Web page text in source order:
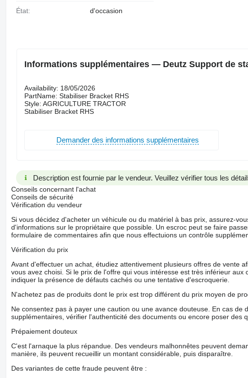
État: d'occasion
Informations supplémentaires — Deutz Support de
Availability: 18/05/2026
PartName: Stabiliser Bracket RHS
Style: AGRICULTURE TRACTOR
Stabiliser Bracket RHS
Demander des informations supplémentaires
Description est fournie par le vendeur. Veuillez vérifier tous les
Conseils concernant l'achat
Conseils de sécurité
Vérification du vendeur
Si vous décidez d'acheter un véhicule ou du matériel à bas prix, assurez-
d'informations sur le propriétaire que possible. Un escroc peut se faire
formulaire de commentaires afin que nous effectuions un contrôle
Vérification du prix
Avant d'effectuer un achat, étudiez attentivement plusieurs offres de vente
vous avez choisi. Si le prix de l'offre qui vous intéresse est très inférieur
indiquer la présence de défauts cachés ou une tentative d'escroquerie.
N'achetez pas de produits dont le prix est trop différent du prix moyen de
Ne consentez pas à payer une caution ou une avance douteuse. En cas
supplémentaires, vérifier l'authenticité des documents ou encore poser des
Prépaiement douteux
C'est l'arnaque la plus répandue. Des vendeurs malhonnêtes peuvent
manière, ils peuvent recueillir un montant considérable, puis disparaître.
Des variantes de cette fraude peuvent être :